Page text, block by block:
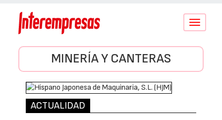
Conmutar
MINERÍA Y CANTERAS
ACTUALIDAD